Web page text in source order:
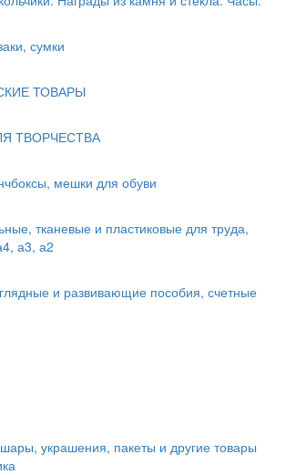
сумки
ТОВАРЫ
ТВОРЧЕСТВА
мешки для обуви
тканевые и пластиковые для труда,
а3, а2
и развивающие пособия, счетные
украшения, пакеты и другие товары